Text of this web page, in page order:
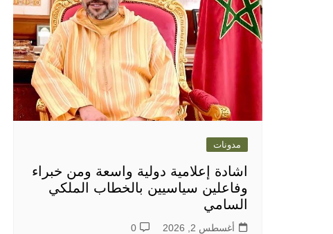
مدونات
اشادة إعلامية دولية واسعة ومن خبراء
وفاعلين سياسيين بالخطاب الملكي
السامي
أغسطس 2, 2026 0